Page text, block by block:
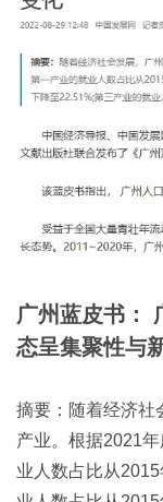
广州蓝皮书：
态呈集聚性与
摘要：随着经济社
产业。根据2021
业人数占比从